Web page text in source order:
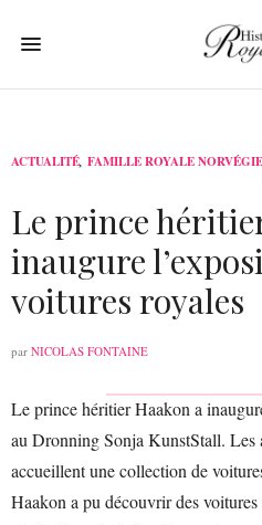
ACTUALITÉ, FAMILLE ROYALE
Le prince
inaugure
voitures royales
par NICOLAS FONTAINE
Le prince héritier Haakon a
au Dronning Sonja KunstStall. Les
accueillent une collection de
Haakon a pu découvrir des voitures